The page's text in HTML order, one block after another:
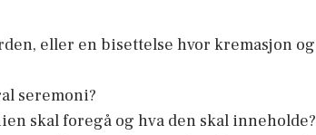
eller en bisettelse hvor kremasjon og
seremoni?
skal foregå og hva den skal inneholde?